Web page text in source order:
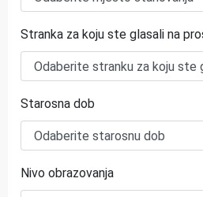
Stranka za koju ste glasali na
Starosna dob
Nivo obrazovanja